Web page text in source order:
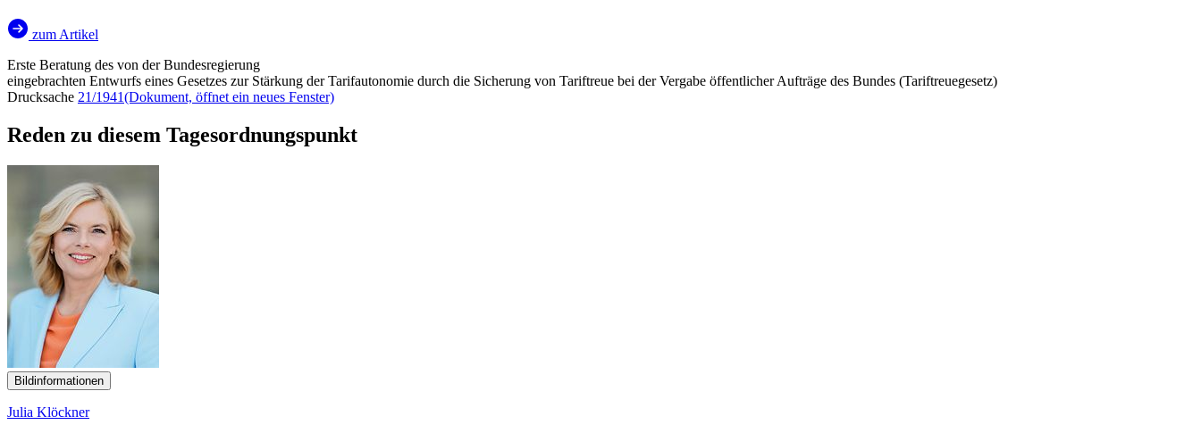
zum Artikel
Erste Beratung des von der Bundesregierung
eingebrachten Entwurfs eines Gesetzes zur Stärkung der Tarifautonomie durch die Sicherung von Tariftreue bei der Vergabe öffentlicher Aufträge des Bundes (Tariftreuegesetz)
Drucksache 21/1941(Dokument, öffnet ein neues Fenster)
Reden zu diesem Tagesordnungspunkt
Bildinformationen
Julia Klöckner